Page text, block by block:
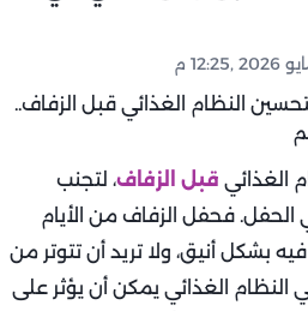
الغذائي قبل الزفاف، لتجنب
فحفل الزفاف من الأيام
بشكل أنيق، ولا تريد أن تتوتر من
الغذائي يمكن أن يؤثر على